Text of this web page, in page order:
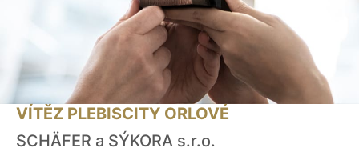
VÍTĚZ PLEBISCITY ORLOVÉ
SCHÄFER a SÝKORA s.r.o.